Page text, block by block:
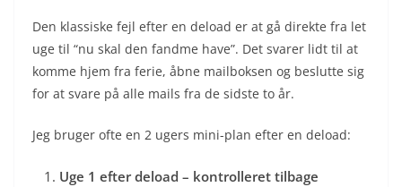
Den klassiske fejl efter en deload er at gå direkte fra let
uge til “nu skal den fandme have”. Det svarer lidt til at
komme hjem fra ferie, åbne mailboksen og beslutte sig
for at svare på alle mails fra de sidste to år.
Jeg bruger ofte en 2 ugers mini-plan efter en deload:
Uge 1 efter deload – kontrolleret tilbage